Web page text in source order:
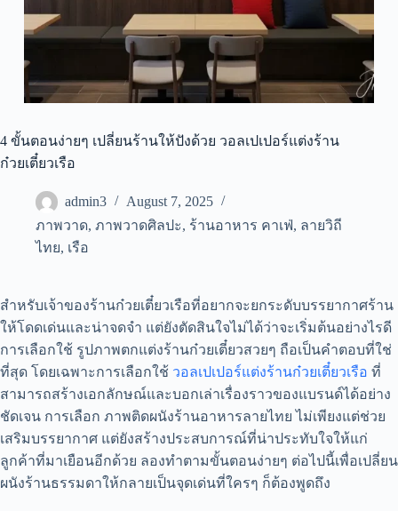
4 ขั้นตอนง่ายๆ เปลี่ยนร้านให้ปังด้วย วอลเปเปอร์แต่งร้าน
ก๋วยเตี๋ยวเรือ
admin3
August 7, 2025
ภาพวาด, ภาพวาดศิลปะ, ร้านอาหาร คาเฟ่, ลายวิถี
ไทย, เรือ
สำหรับเจ้าของร้านก๋วยเตี๋ยวเรือที่อยากจะยกระดับบรรยากาศร้าน
ให้โดดเด่นและน่าจดจำ แต่ยังตัดสินใจไม่ได้ว่าจะเริ่มต้นอย่างไรดี
การเลือกใช้ รูปภาพตกแต่งร้านก๋วยเตี๋ยวสวยๆ ถือเป็นคำตอบที่ใช่
ที่สุด โดยเฉพาะการเลือกใช้ วอลเปเปอร์แต่งร้านก๋วยเตี๋ยวเรือ ที่
สามารถสร้างเอกลักษณ์และบอกเล่าเรื่องราวของแบรนด์ได้อย่าง
ชัดเจน การเลือก ภาพติดผนังร้านอาหารลายไทย ไม่เพียงแต่ช่วย
เสริมบรรยากาศ แต่ยังสร้างประสบการณ์ที่น่าประทับใจให้แก่
ลูกค้าที่มาเยือนอีกด้วย ลองทำตามขั้นตอนง่ายๆ ต่อไปนี้เพื่อเปลี่ยน
ผนังร้านธรรมดาให้กลายเป็นจุดเด่นที่ใครๆ ก็ต้องพูดถึง